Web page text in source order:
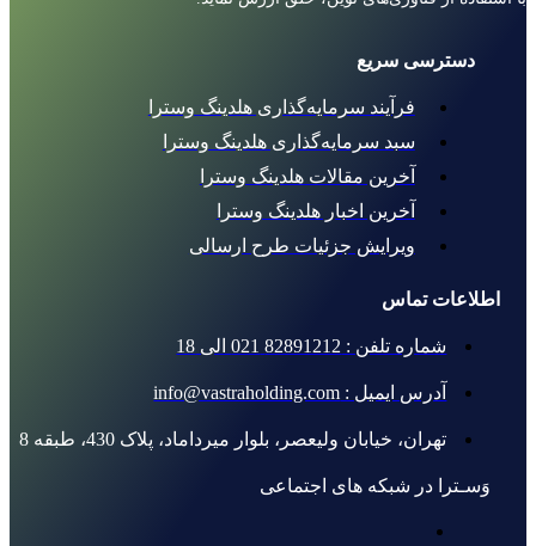
دسترسی سریع
فرآیند سرمایه‌گذاری هلدینگ وسترا
سبد سرمایه‌گذاری هلدینگ وسترا
آخرین مقالات هلدینگ وسترا
آخرین اخبار هلدینگ وسترا
ویرایش جزئیات طرح ارسالی
اطلاعات تماس
شماره تلفن : 82891212 021 الی 18
آدرس ایمیل : info@vastraholding.com
تهران، خیابان ولیعصر، بلوار میرداماد، پلاک 430، طبقه 8
وَسـترا در شبکه های اجتماعی